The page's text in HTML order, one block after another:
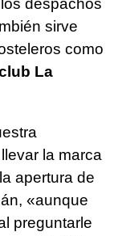
despachos
sirve
como
La
la marca
apertura de
«aunque
preguntarle